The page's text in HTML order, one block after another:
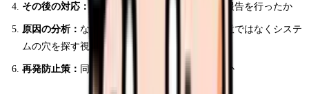
その後の対応： ミス発覚後にどのような処置・報告を行ったか
原因の分析： なぜミスが起きたか。個人の不注意ではなくシステ
ムの穴を探す視点で
再発防止策： 同じミスを防ぐために何ができるか